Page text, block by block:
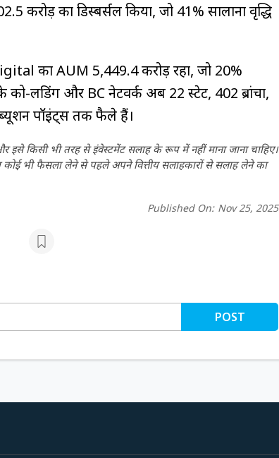
करोड़ का डिस्बर्सल किया, जो 41% सालाना वृद्धि
का AUM ₹5,449.4 करोड़ रहा, जो 20%
को-लेंडिंग और BC नेटवर्क अब 22 स्टेट, 402 ब्रांचों,
पॉइंट्स तक फैले हैं।
किसी भी तरह से इंवेस्टमेंट सलाह के रूप में नहीं माना जाना चाहिए।
भी फैसला लेने से पहले अपने वित्तीय सलाहकारों से सलाह लेने का
Published On: Nov 25, 2025
POST